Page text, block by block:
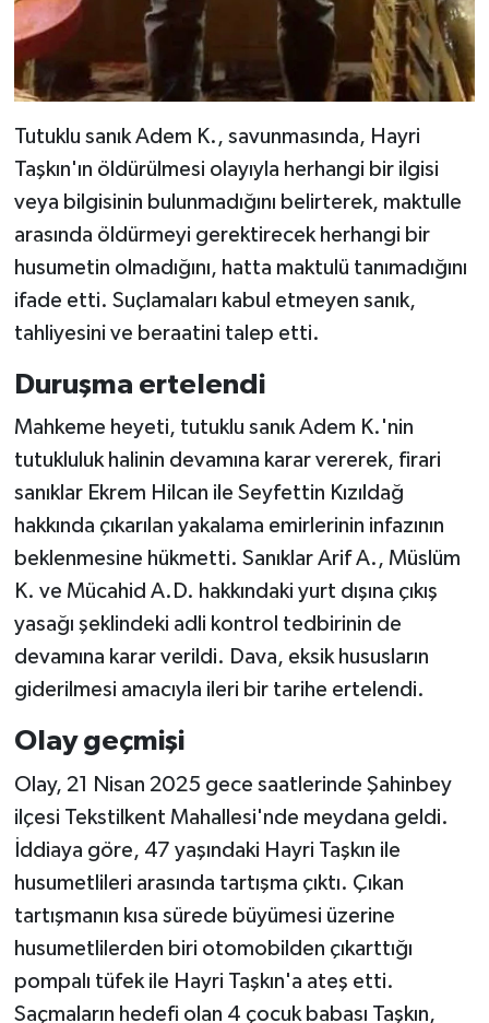
Tutuklu sanık Adem K., savunmasında, Hayri
Taşkın'ın öldürülmesi olayıyla herhangi bir ilgisi
veya bilgisinin bulunmadığını belirterek, maktulle
arasında öldürmeyi gerektirecek herhangi bir
husumetin olmadığını, hatta maktulü tanımadığını
ifade etti. Suçlamaları kabul etmeyen sanık,
tahliyesini ve beraatini talep etti.
Duruşma ertelendi
Mahkeme heyeti, tutuklu sanık Adem K.'nin
tutukluluk halinin devamına karar vererek, firari
sanıklar Ekrem Hilcan ile Seyfettin Kızıldağ
hakkında çıkarılan yakalama emirlerinin infazının
beklenmesine hükmetti. Sanıklar Arif A., Müslüm
K. ve Mücahid A.D. hakkındaki yurt dışına çıkış
yasağı şeklindeki adli kontrol tedbirinin de
devamına karar verildi. Dava, eksik hususların
giderilmesi amacıyla ileri bir tarihe ertelendi.
Olay geçmişi
Olay, 21 Nisan 2025 gece saatlerinde Şahinbey
ilçesi Tekstilkent Mahallesi'nde meydana geldi.
İddiaya göre, 47 yaşındaki Hayri Taşkın ile
husumetlileri arasında tartışma çıktı. Çıkan
tartışmanın kısa sürede büyümesi üzerine
husumetlilerden biri otomobilden çıkarttığı
pompalı tüfek ile Hayri Taşkın'a ateş etti.
Saçmaların hedefi olan 4 çocuk babası Taşkın,